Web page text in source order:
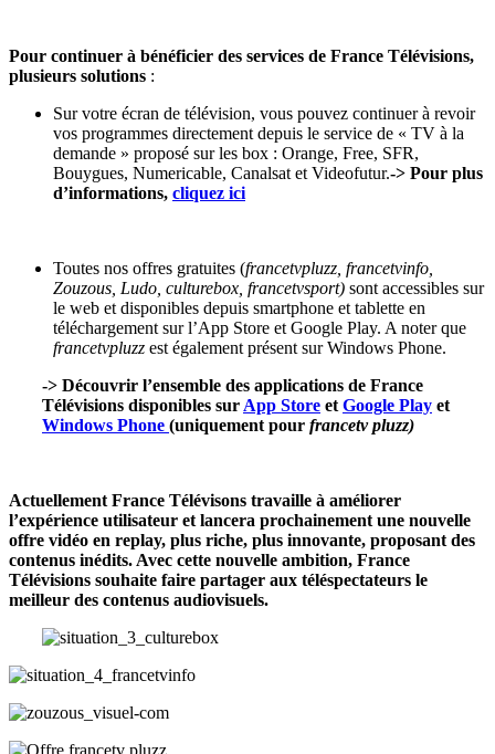
Pour continuer à bénéficier des services de France Télévisions,
plusieurs solutions :
Sur votre écran de télévision, vous pouvez continuer à revoir
vos programmes directement depuis le service de « TV à la
demande » proposé sur les box : Orange, Free, SFR,
Bouygues, Numericable, Canalsat et Videofutur.-> Pour plus
d’informations, cliquez ici
Toutes nos offres gratuites (francetvpluzz, francetvinfo,
Zouzous, Ludo, culturebox, francetvsport) sont accessibles sur
le web et disponibles depuis smartphone et tablette en
téléchargement sur l’App Store et Google Play. A noter que
francetvpluzz est également présent sur Windows Phone.
-> Découvrir l’ensemble des applications de France
Télévisions disponibles sur App Store et Google Play et
Windows Phone (uniquement pour francetv pluzz)
Actuellement France Télévisons travaille à améliorer
l’expérience utilisateur et lancera prochainement une nouvelle
offre vidéo en replay, plus riche, plus innovante, proposant des
contenus inédits. Avec cette nouvelle ambition, France
Télévisions souhaite faire partager aux téléspectateurs le
meilleur des contenus audiovisuels.